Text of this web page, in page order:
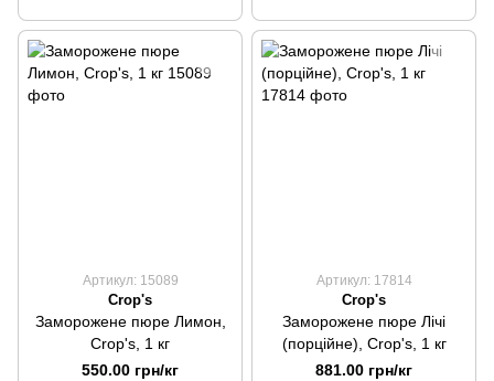
Артикул: 15089
Crop's
Заморожене пюре Лимон,
Crop's, 1 кг
550.00 грн/кг
Артикул: 17814
Crop's
Заморожене пюре Лічі
(порційне), Crop's, 1 кг
881.00 грн/кг